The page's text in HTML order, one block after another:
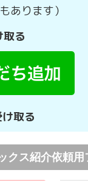
あります）
る
取る